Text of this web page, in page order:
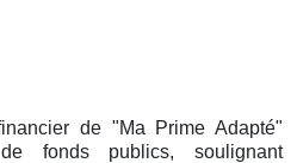
de "Ma Prime Adapté"
fonds publics, soulignant